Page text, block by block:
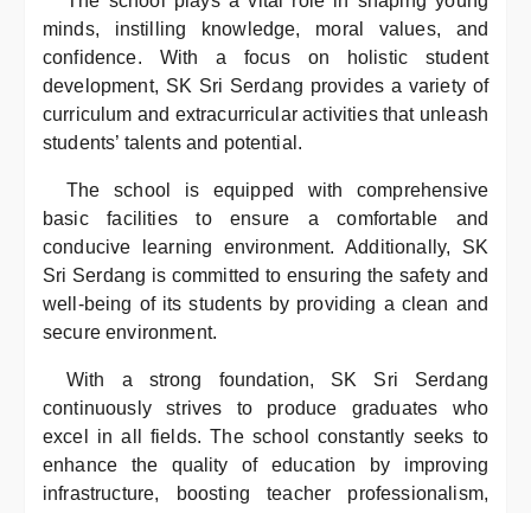
minds, instilling knowledge, moral values, and
confidence. With a focus on holistic student
development, SK Sri Serdang provides a variety of
curriculum and extracurricular activities that unleash
students’ talents and potential.
The school is equipped with comprehensive
basic facilities to ensure a comfortable and
conducive learning environment. Additionally, SK
Sri Serdang is committed to ensuring the safety and
well-being of its students by providing a clean and
secure environment.
With a strong foundation, SK Sri Serdang
continuously strives to produce graduates who
excel in all fields. The school constantly seeks to
enhance the quality of education by improving
infrastructure, boosting teacher professionalism,